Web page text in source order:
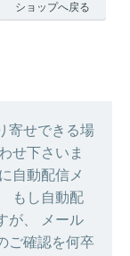
ショップへ戻る
寄せできる場
せ下さいま
自動配信メ
もし自動配
が、 メール
ご確認を何卒